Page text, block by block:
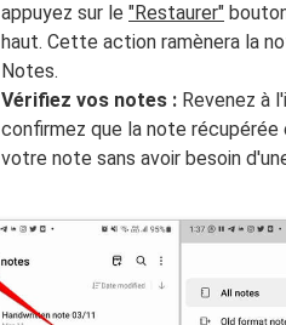
appuyez sur le "Restaurer"
haut. Cette action ramènera la
Notes.
Vérifiez vos notes : Revenez à
confirmez que la note récupérée
votre note sans avoir besoin